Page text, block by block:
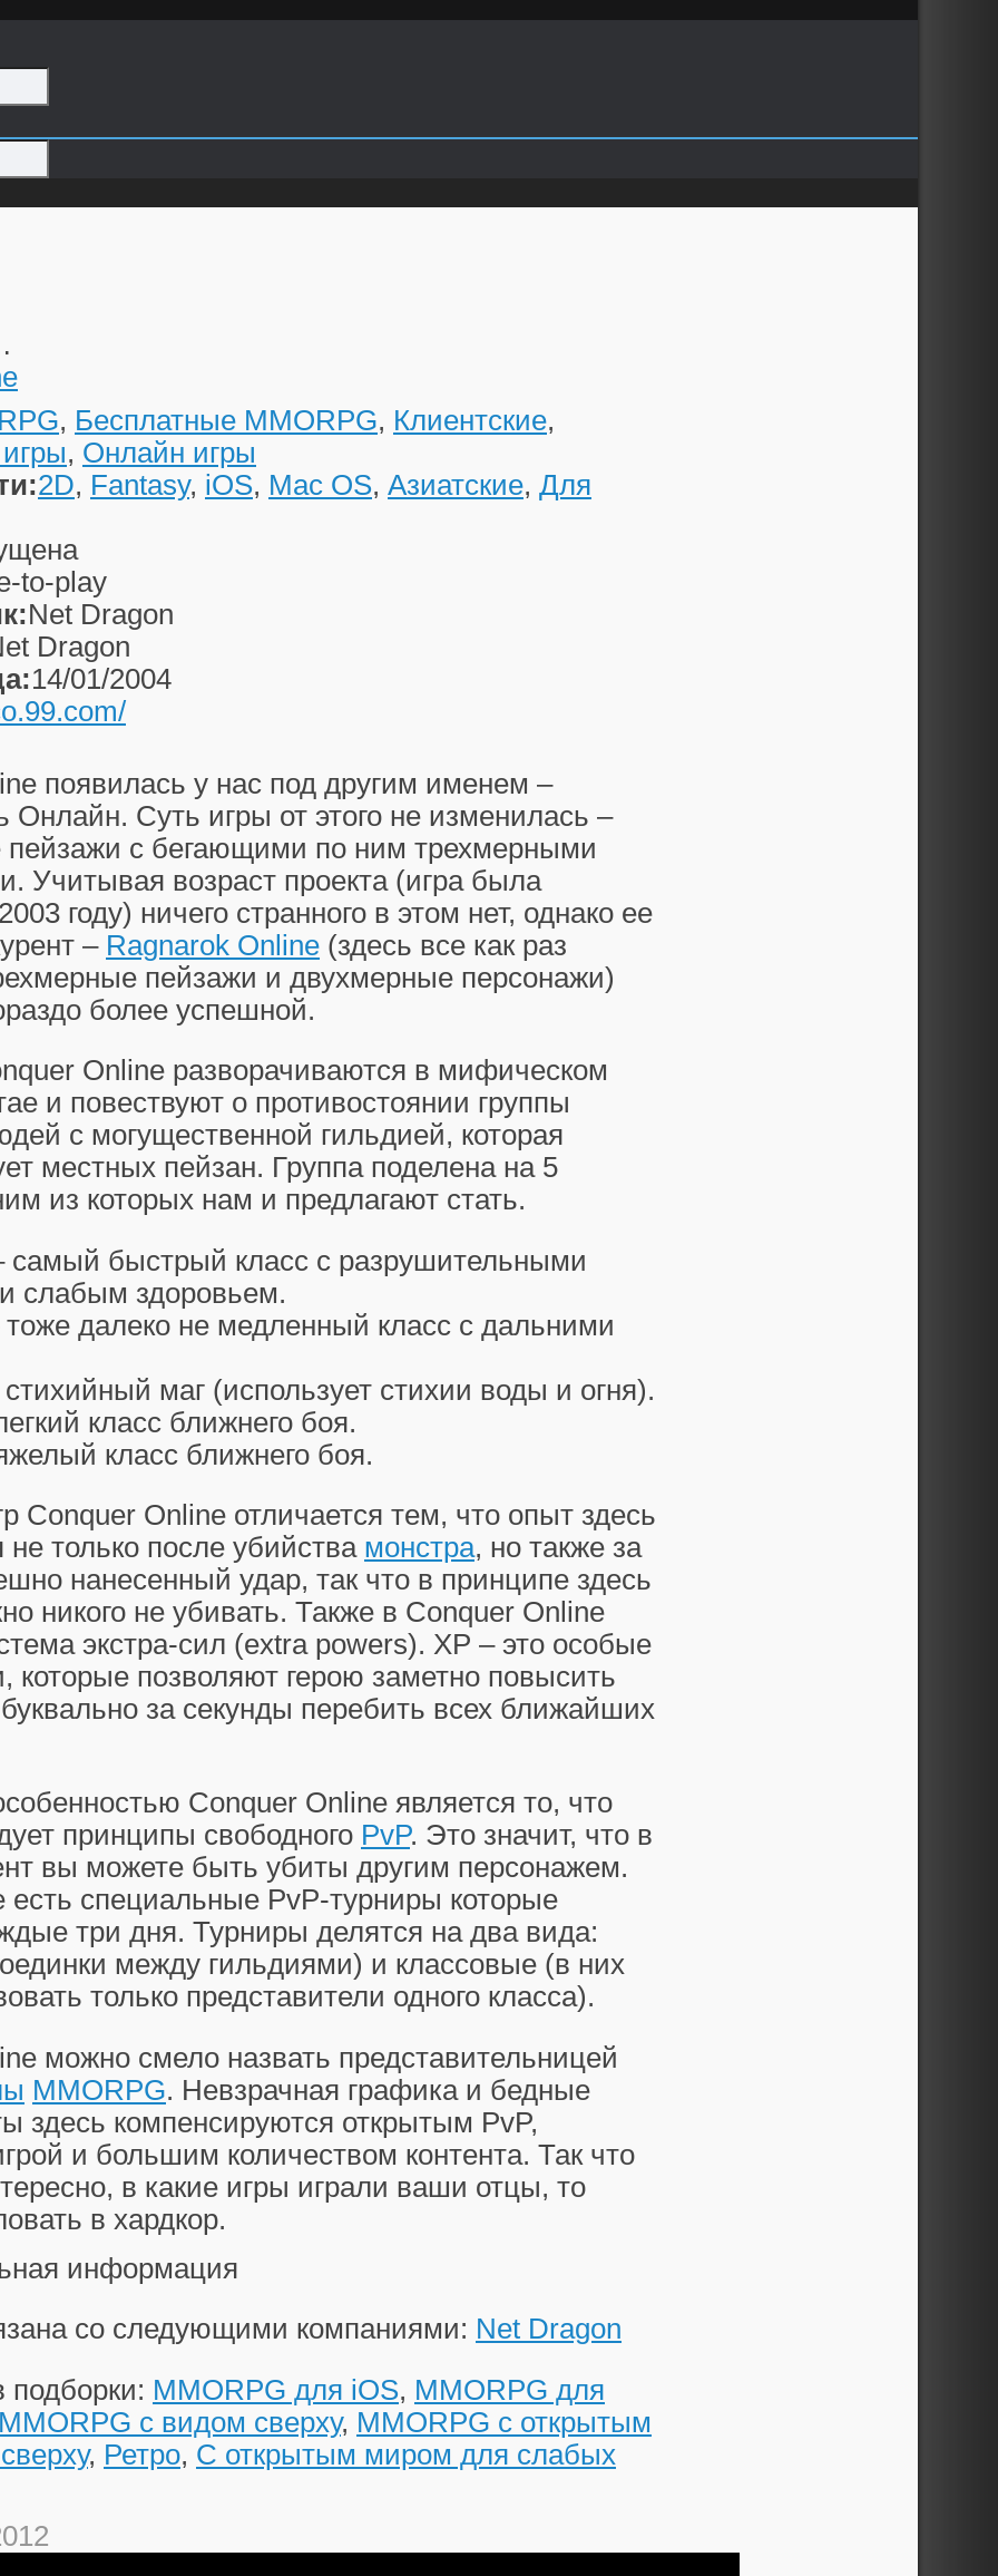
, Бесплатные MMORPG, Клиентские,
, Онлайн игры
2D, Fantasy, iOS, Mac OS, Азиатские, Для
to-play
Net Dragon
Dragon
14/01/2004
появилась у нас под другим именем –
Онлайн. Суть игры от этого не изменилась –
пейзажи с бегающими по ним трехмерными
Учитывая возраст проекта (игра была
году) ничего странного в этом нет, однако ее
– Ragnarok Online (здесь все как раз
пейзажи и двухмерные персонажи)
более успешной.
Online разворачиваются в мифическом
и повествуют о противостоянии группы
с могущественной гильдией, которая
местных пейзан. Группа поделена на 5
из которых нам и предлагают стать.
самый быстрый класс с разрушительными
слабым здоровьем.
далеко не медленный класс с дальними
маг (использует стихии воды и огня).
класс ближнего боя.
класс ближнего боя.
Conquer Online отличается тем, что опыт здесь
не только после убийства монстра, но также за
нанесенный удар, так что в принципе здесь
никого не убивать. Также в Conquer Online
экстра-сил (extra powers). XP – это особые
которые позволяют герою заметно повысить
за секунды перебить всех ближайших
Conquer Online является то, что
принципы свободного PvP. Это значит, что в
вы можете быть убиты другим персонажем.
есть специальные PvP-турниры которые
три дня. Турниры делятся на два вида:
между гильдиями) и классовые (в них
только представители одного класса).
можно смело назвать представительницей
MMORPG. Невзрачная графика и бедные
здесь компенсируются открытым PvP,
и большим количеством контента. Так что
в какие игры играли ваши отцы, то
в хардкор.
информация
со следующими компаниями: Net Dragon
подборки: MMORPG для iOS, MMORPG для
MMORPG с видом сверху, MMORPG с открытым
, Ретро, С открытым миром для слабых